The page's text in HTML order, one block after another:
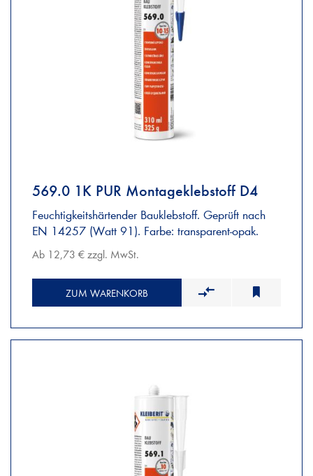
569.0 1K PUR Montageklebstoff D4
Feuchtigkeitshärtender Bauklebstoff. Geprüft nach
EN 14257 (Watt 91). Farbe: transparent-opak.
Ab 12,73 € zzgl. MwSt.
ZUM WARENKORB